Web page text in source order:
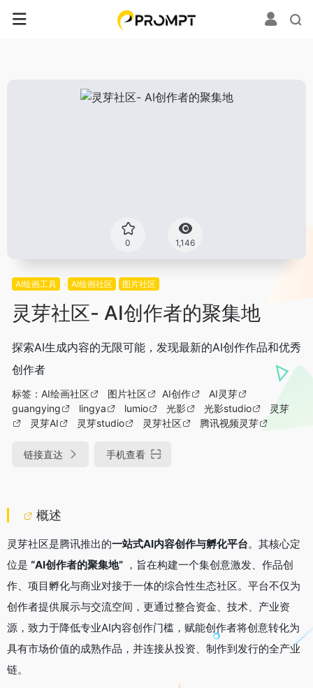
0 1,146
AI绘画工具 AI绘画社区 图片社区
灵芽社区- AI创作者的聚集地
探索AI生成内容的无限可能，发现最新的AI创作作品和优秀
创作者
标签： AI绘画社区 图片社区 AI创作
AI灵芽
guangying
lingya lumio 光影 光影studio
灵芽
灵芽AI
灵芽studio 灵芽社区 腾讯视频灵芽
链接直达 手机查看
概述
灵芽社区是腾讯推出的一站式AI内容创作与孵化平台。其核心定
位是 “AI创作者的聚集地” ​ ，旨在构建一个集创意激发、作品创
作、项目孵化与商业对接于一体的综合性生态社区。平台不仅为
创作者提供展示与交流空间，更通过整合资金、技术、产业资
源，致力于降低专业AI内容创作门槛，赋能创作者将创意转化为
具有市场价值的成熟作品，并连接从投资、制作到发行的全产业
链。